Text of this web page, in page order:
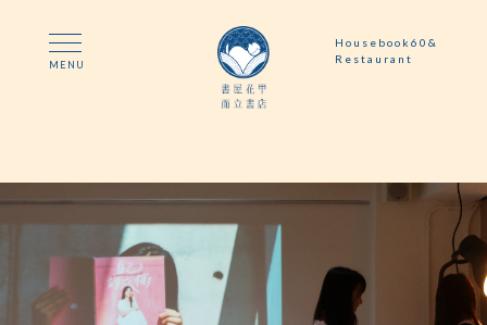
Housebook60&
Restaurant
MENU